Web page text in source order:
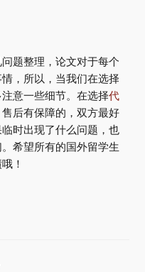
题整理，论文对于每个
，所以，当我们在选择
意一些细节。在选择代
后有保障的，双方最好
时出现了什么问题，也
希望所有的国外留学生
！